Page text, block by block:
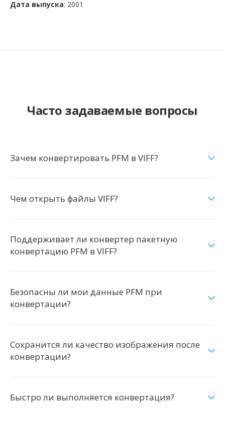
Дата выпуска: 2001
Часто задаваемые вопросы
Зачем конвертировать PFM в VIFF?
Чем открыть файлы VIFF?
Поддерживает ли конвертер пакетную
конвертацию PFM в VIFF?
Безопасны ли мои данные PFM при
конвертации?
Сохранится ли качество изображения после
конвертации?
Быстро ли выполняется конвертация?